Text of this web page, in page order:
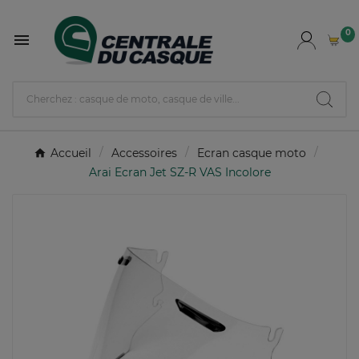
 0
Accueil Accessoires
Ecran casque moto
Arai Ecran Jet SZ-R VAS Incolore